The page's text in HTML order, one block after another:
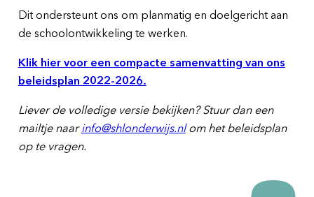
Dit ondersteunt ons om planmatig en doelgericht aan
de schoolontwikkeling te werken.
Klik hier voor een compacte samenvatting van ons
beleidsplan 2022-2026.
Liever de volledige versie bekijken? Stuur dan een
mailtje naarinfo@shlonderwijs.nlom het beleidsplan
op te vragen.